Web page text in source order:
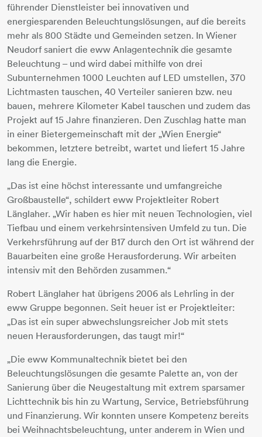
führender Dienstleister bei innovativen und
energiesparenden Beleuchtungslösungen, auf die bereits
mehr als 800 Städte und Gemeinden setzen. In Wiener
Neudorf saniert die eww Anlagentechnik die gesamte
Beleuchtung – und wird dabei mithilfe von drei
Subunternehmen 1000 Leuchten auf LED umstellen, 370
Lichtmasten tauschen, 40 Verteiler sanieren bzw. neu
bauen, mehrere Kilometer Kabel tauschen und zudem das
Projekt auf 15 Jahre finanzieren. Den Zuschlag hatte man
in einer Bietergemeinschaft mit der „Wien Energie“
bekommen, letztere betreibt, wartet und liefert 15 Jahre
lang die Energie.
„Das ist eine höchst interessante und umfangreiche
Großbaustelle“, schildert eww Projektleiter Robert
Länglaher. „Wir haben es hier mit neuen Technologien, viel
Tiefbau und einem verkehrsintensiven Umfeld zu tun. Die
Verkehrsführung auf der B17 durch den Ort ist während der
Bauarbeiten eine große Herausforderung. Wir arbeiten
intensiv mit den Behörden zusammen.“
Robert Länglaher hat übrigens 2006 als Lehrling in der
eww Gruppe begonnen. Seit heuer ist er Projektleiter:
„Das ist ein super abwechslungsreicher Job mit stets
neuen Herausforderungen, das taugt mir!“
„Die eww Kommunaltechnik bietet bei den
Beleuchtungslösungen die gesamte Palette an, von der
Sanierung über die Neugestaltung mit extrem sparsamer
Lichttechnik bis hin zu Wartung, Service, Betriebsführung
und Finanzierung. Wir konnten unsere Kompetenz bereits
bei Weihnachtsbeleuchtung, unter anderem in Wien und